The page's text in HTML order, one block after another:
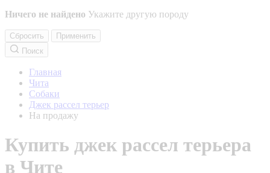
Ничего не найдено Укажите другую породу
Сбросить
Применить
Поиск
Главная
Чита
Собаки
Джек рассел терьер
На продажу
Купить джек рассел терьера
в Чите